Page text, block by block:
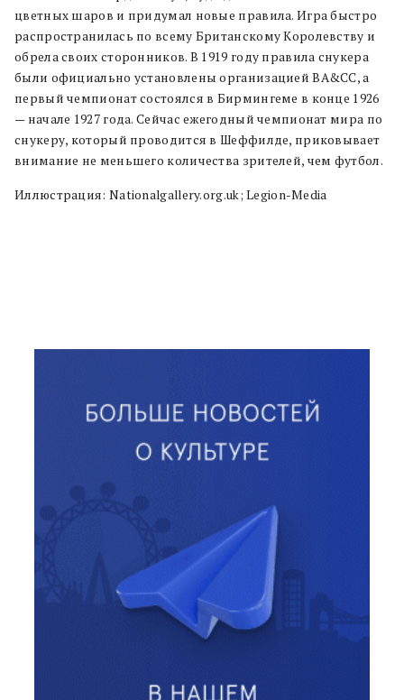
цветных шаров и придумал новые правила. Игра быстро
распространилась по всему Британскому Королевству и
обрела своих сторонников. В 1919 году правила снукера
были официально установлены организацией BA&CC, а
первый чемпионат состоялся в Бирмингеме в конце 1926
— начале 1927 года. Сейчас ежегодный чемпионат мира по
снукеру, который проводится в Шеффилде, приковывает
внимание не меньшего количества зрителей, чем футбол.
Иллюстрация: Nationalgallery.org.uk; Legion-Media